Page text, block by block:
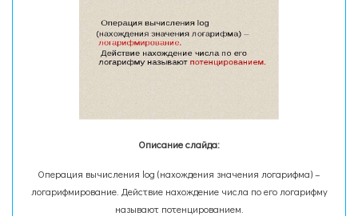
Описание слайда:
Операция вычисления log (нахождения значения логарифма) –
логарифмирование. Действие нахождение числа по его логарифму
называют потенцированием.